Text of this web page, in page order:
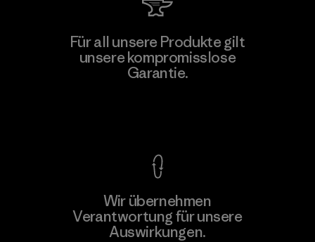
Formosa Taffeta Co., Ltd.
Material-supplier
Für all unsere Produkte gilt
unsere kompromisslose
Garantie.
Wir übernehmen
Verantwortung für unsere
Auswirkungen.